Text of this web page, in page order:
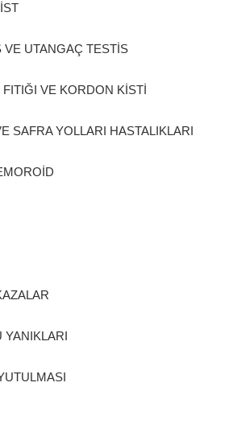
VE UTANGAÇ TESTİS
VE KORDON KİSTİ
SAFRA YOLLARI HASTALIKLARI